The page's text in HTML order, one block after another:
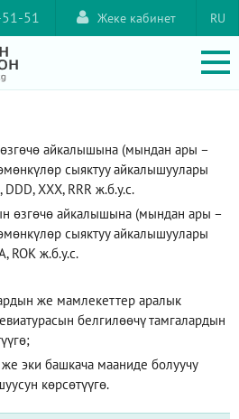
51-51 RU
Жеке кабинет
айкалышына (мындан ары –
сыяктуу айкалышуулары
XXX, RRR ж.б.у.с.
өзгөчө айкалышына (мындан ары –
сыяктуу айкалышуулары
ROK ж.б.у.с.
же мамлекеттер аралык
белгилөөчү тамгалардын
эки башкача мааниде болуучу
көрсөтүүгө.